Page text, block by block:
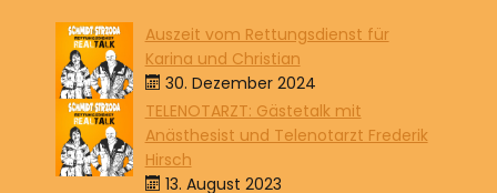
Auszeit vom Rettungsdienst für
Karina und Christian
30. Dezember 2024
TELENOTARZT: Gästetalk mit
Anästhesist und Telenotarzt Frederik
Hirsch
13. August 2023